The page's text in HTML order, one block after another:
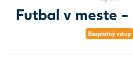
Futbal v meste
Bezplatný vstup